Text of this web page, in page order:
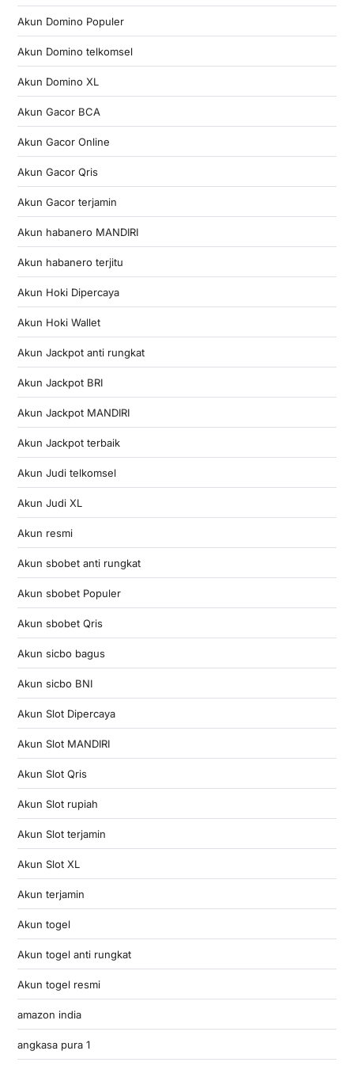
Akun Domino Populer
Akun Domino telkomsel
Akun Domino XL
Akun Gacor BCA
Akun Gacor Online
Akun Gacor Qris
Akun Gacor terjamin
Akun habanero MANDIRI
Akun habanero terjitu
Akun Hoki Dipercaya
Akun Hoki Wallet
Akun Jackpot anti rungkat
Akun Jackpot BRI
Akun Jackpot MANDIRI
Akun Jackpot terbaik
Akun Judi telkomsel
Akun Judi XL
Akun resmi
Akun sbobet anti rungkat
Akun sbobet Populer
Akun sbobet Qris
Akun sicbo bagus
Akun sicbo BNI
Akun Slot Dipercaya
Akun Slot MANDIRI
Akun Slot Qris
Akun Slot rupiah
Akun Slot terjamin
Akun Slot XL
Akun terjamin
Akun togel
Akun togel anti rungkat
Akun togel resmi
amazon india
angkasa pura 1